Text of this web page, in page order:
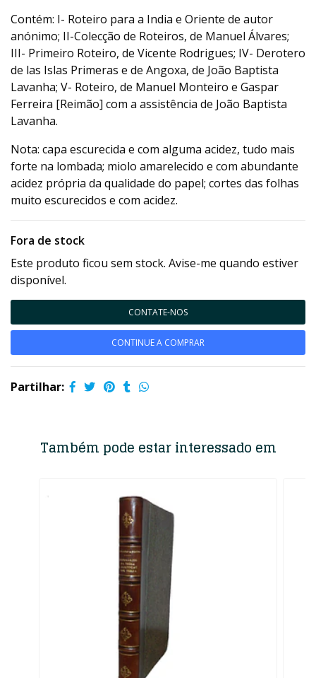
Contém: I- Roteiro para a India e Oriente de autor
anónimo; II-Colecção de Roteiros, de Manuel Álvares;
III- Primeiro Roteiro, de Vicente Rodrigues; IV- Derotero
de las Islas Primeras e de Angoxa, de João Baptista
Lavanha; V- Roteiro, de Manuel Monteiro e Gaspar
Ferreira [Reimão] com a assistência de João Baptista
Lavanha.
Nota: capa escurecida e com alguma acidez, tudo mais
forte na lombada; miolo amarelecido e com abundante
acidez própria da qualidade do papel; cortes das folhas
muito escurecidos e com acidez.
Fora de stock
Este produto ficou sem stock. Avise-me quando estiver
disponível.
CONTATE-NOS
CONTINUE A COMPRAR
Partilhar:
Também pode estar interessado em